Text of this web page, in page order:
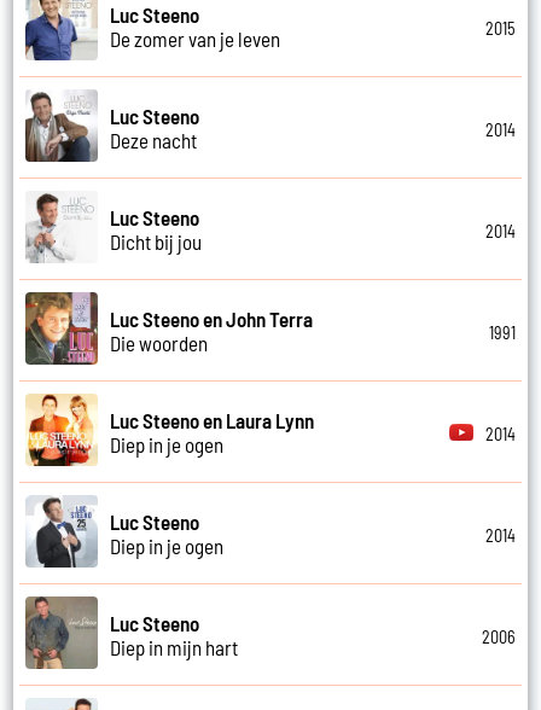
Luc Steeno
De zomer van je leven
2015
Luc Steeno
Deze nacht
2014
Luc Steeno
Dicht bij jou
2014
Luc Steeno en John Terra
Die woorden
1991
Luc Steeno en Laura Lynn
Diep in je ogen
2014
Luc Steeno
Diep in je ogen
2014
Luc Steeno
Diep in mijn hart
2006